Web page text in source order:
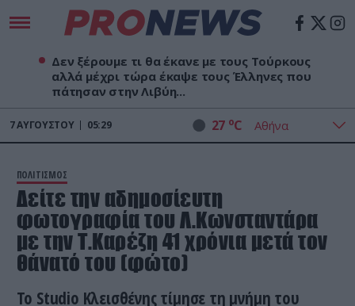
Δεν ξέρουμε τι θα έκανε με τους Τούρκους
αλλά μέχρι τώρα έκαψε τους Έλληνες που
πάτησαν στην Λιβύη...
7ΑΥΓΟΎΣΤΟΥ 05:29 27 oC
ΠΟΛΙΤΙΣΜΟΣ
Δείτε την αδημοσίευτη
φωτογραφία του Λ.Κωνσταντάρα
με την Τ.Καρέζη 41 χρόνια μετά τον
θάνατό του (φώτο)
Το Studio Κλεισθένης τίμησε τη μνήμη του